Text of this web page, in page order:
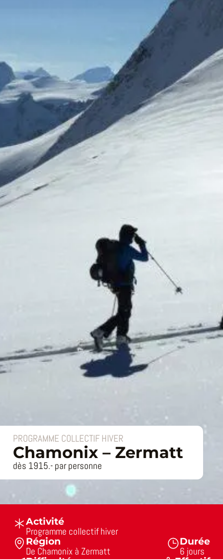
PROGRAMME COLLECTIF HIVER
Chamonix – Zermatt
dès 1915.- par personne
Activité
Programme collectif hiver
Région
De Chamonix à Zermatt
Durée
6 jours